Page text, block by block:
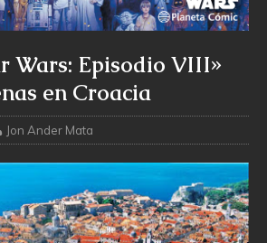
Wars: Episodio VIII»
en Croacia
Jon Ander Mata